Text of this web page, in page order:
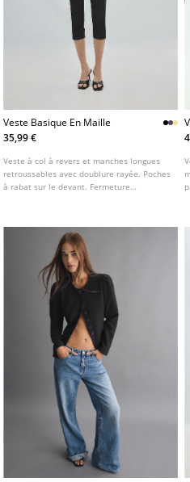
Veste Basique En Maille
35,99 €
Veste à col à revers et manches longues
retroussables avec doublure rayée. Poches
à rabat sur le devant. Fermeture